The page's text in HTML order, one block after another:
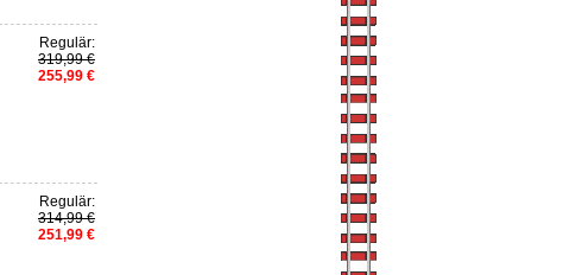
Regulär:
319,99 €
255,99 €
Regulär:
314,99 €
251,99 €